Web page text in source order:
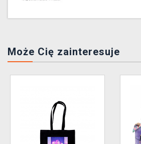
Może Cię zainteresuje